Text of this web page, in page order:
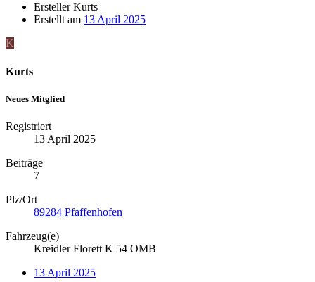
ErstellerKurts
Erstellt am 13 April 2025
K
Kurts
Neues Mitglied
Registriert
13 April 2025
Beiträge
7
Plz/Ort
89284 Pfaffenhofen
Fahrzeug(e)
Kreidler Florett K 54 OMB
13 April 2025